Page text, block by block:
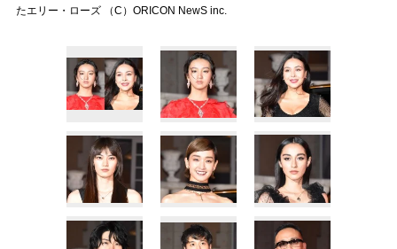
たエリー・ローズ （C）ORICON NewS inc.